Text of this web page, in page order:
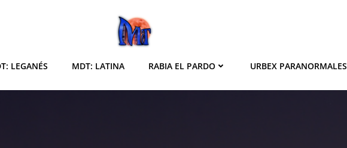
LEGANÉS MDT: LATINA RABIA EL PARDO URBEX PARANORMALES